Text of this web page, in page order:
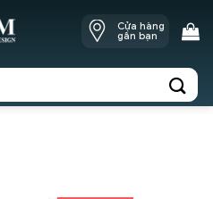
Cửa hàng
gần bạn